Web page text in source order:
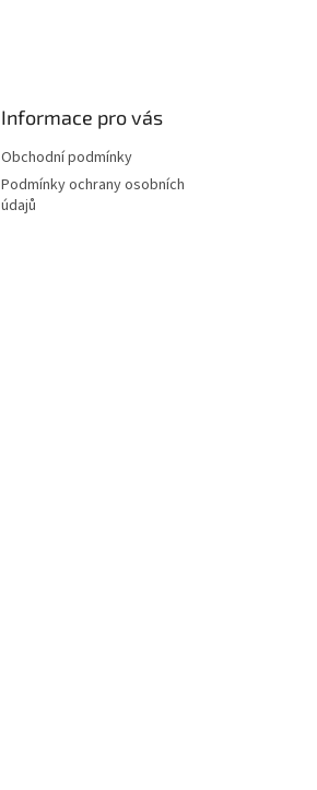
Informace pro vás
Obchodní podmínky
Podmínky ochrany osobních
údajů